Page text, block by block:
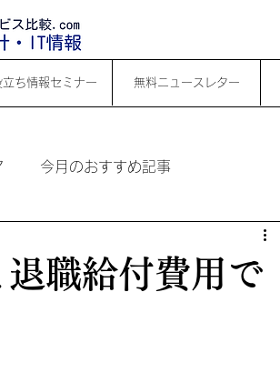
立ち情報セミナー 無料ニュースレター
今月のおすすめ記事
職給付費用で